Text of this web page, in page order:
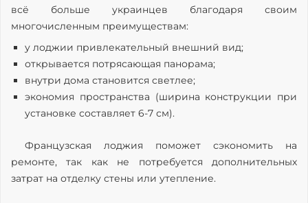
всё больше украинцев благодаря своим
многочисленным преимуществам:
у лоджии привлекательный внешний вид;
открывается потрясающая панорама;
внутри дома становится светлее;
экономия пространства (ширина конструкции при
установке составляет 6-7 см).
Французская лоджия поможет сэкономить на
ремонте, так как не потребуется дополнительных
затрат на отделку стены или утепление.